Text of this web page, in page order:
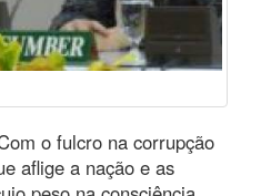
o fulcro na corrupção
aflige a nação e as